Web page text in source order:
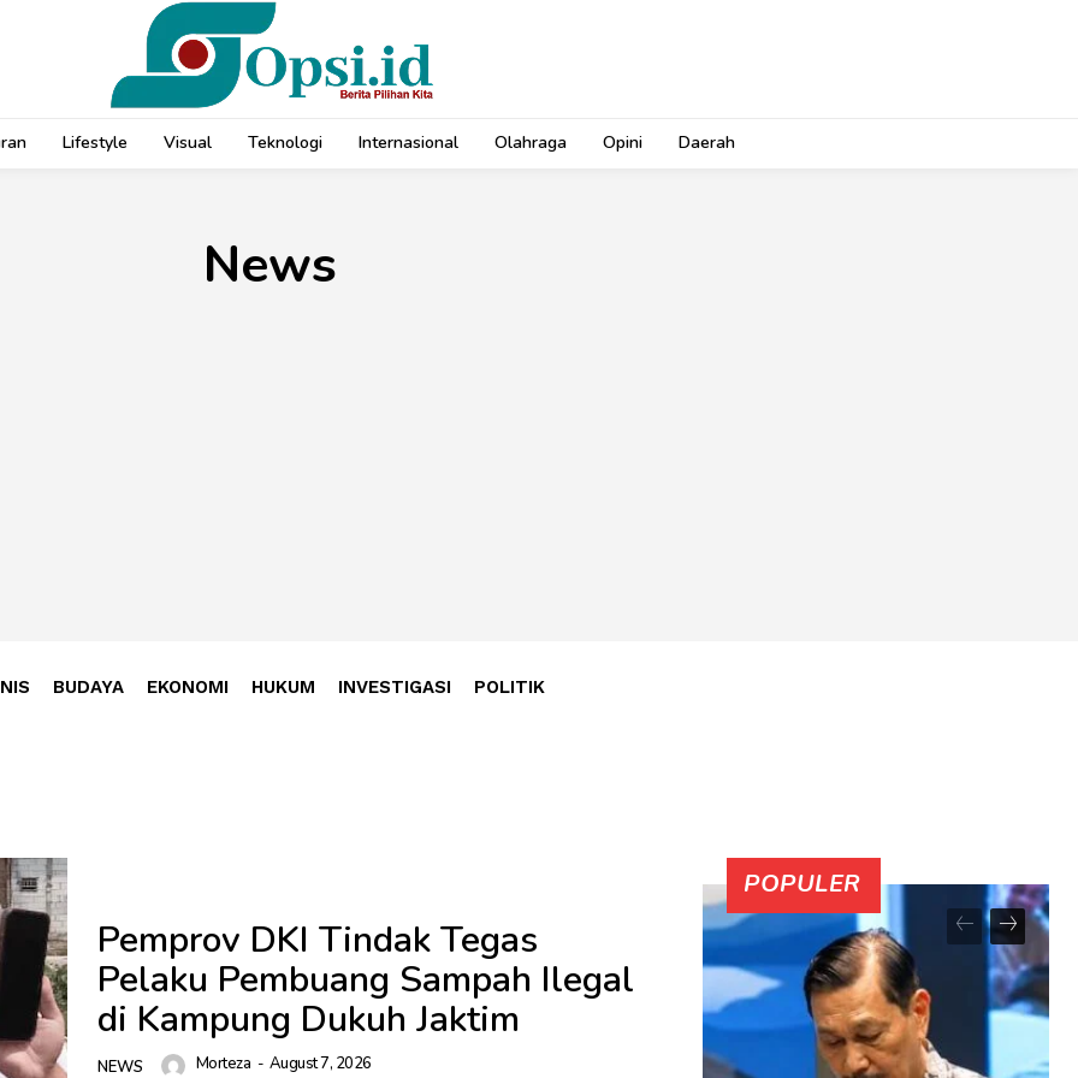
Lifestyle Visual Teknologi Internasional Olahraga Opini Daerah
News
BUDAYA EKONOMI HUKUM INVESTIGASI POLITIK
‎Pemprov DKI Tindak Tegas
Pelaku Pembuang Sampah Ilegal
di Kampung Dukuh Jaktim
NEWS Morteza - August 7, 2026
POPULER